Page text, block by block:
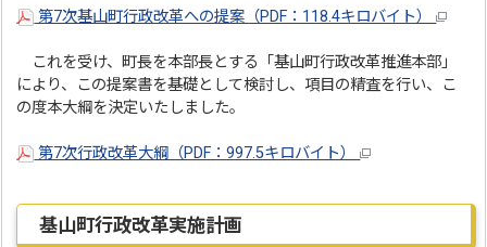
第7次基山町行政改革への提案（PDF：118.4キロバイト）
これを受け、町長を本部長とする「基山町行政改革推進本部」
により、この提案書を基礎として検討し、項目の精査を行い、こ
の度本大綱を決定いたしました。
第7次行政改革大綱（PDF：997.5キロバイト）
基山町行政改革実施計画